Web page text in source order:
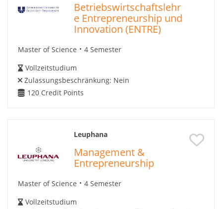
Betriebswirtschaftslehr
e Entrepreneurship und
Innovation (ENTRE)
Master of Science
4 Semester
Vollzeitstudium
Zulassungsbeschränkung: Nein
120 Credit Points
Leuphana
Management &
Entrepreneurship
Master of Science
4 Semester
Vollzeitstudium